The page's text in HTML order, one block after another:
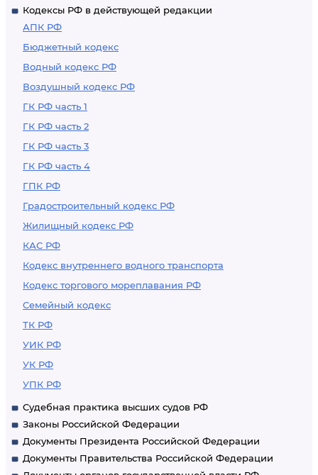
Кодексы РФ в действующей редакции
АПК РФ
Бюджетный кодекс
Водный кодекс РФ
Воздушный кодекс РФ
ГК РФ часть 1
ГК РФ часть 2
ГК РФ часть 3
ГК РФ часть 4
ГПК РФ
Градостроительный кодекс РФ
Жилищный кодекс РФ
КАС РФ
Кодекс внутреннего водного транспорта
Кодекс торгового мореплавания РФ
Семейный кодекс
ТК РФ
УИК РФ
УК РФ
УПК РФ
Судебная практика высших судов РФ
Законы Российской Федерации
Документы Президента Российской Федерации
Документы Правительства Российской Федерации